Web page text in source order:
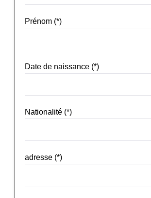
Prénom (*)
Date de naissance (*)
Nationalité (*)
adresse (*)